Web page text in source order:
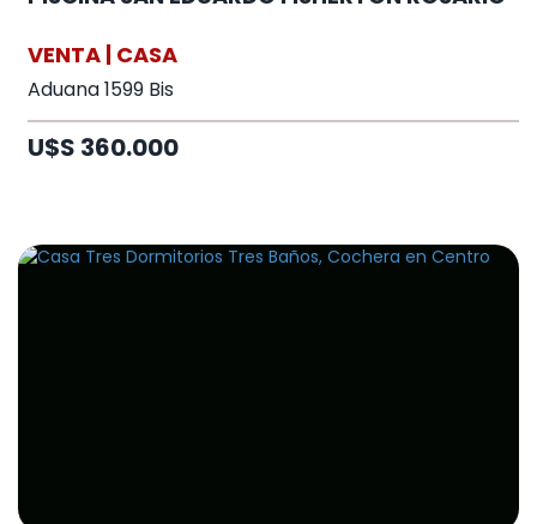
VENTA | CASA
Aduana 1599 Bis
U$S 360.000